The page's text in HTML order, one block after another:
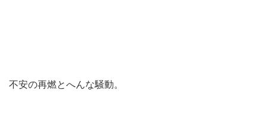
不安の再燃とへんな騒動。